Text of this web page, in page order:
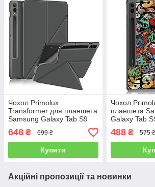
Чохол Primolux
Transformer для планшета
Samsung Galaxy Tab S9
FE Plus 12.4" (SM-X610 /
SM-X616) - Grey
648 ₴ 699 ₴
Купити
Чохол
планшета
Galaxy Tab
(SM-X610 /
12.4" - Graffiti
488₴ 575 ₴
Акційні пропозиції та новинки